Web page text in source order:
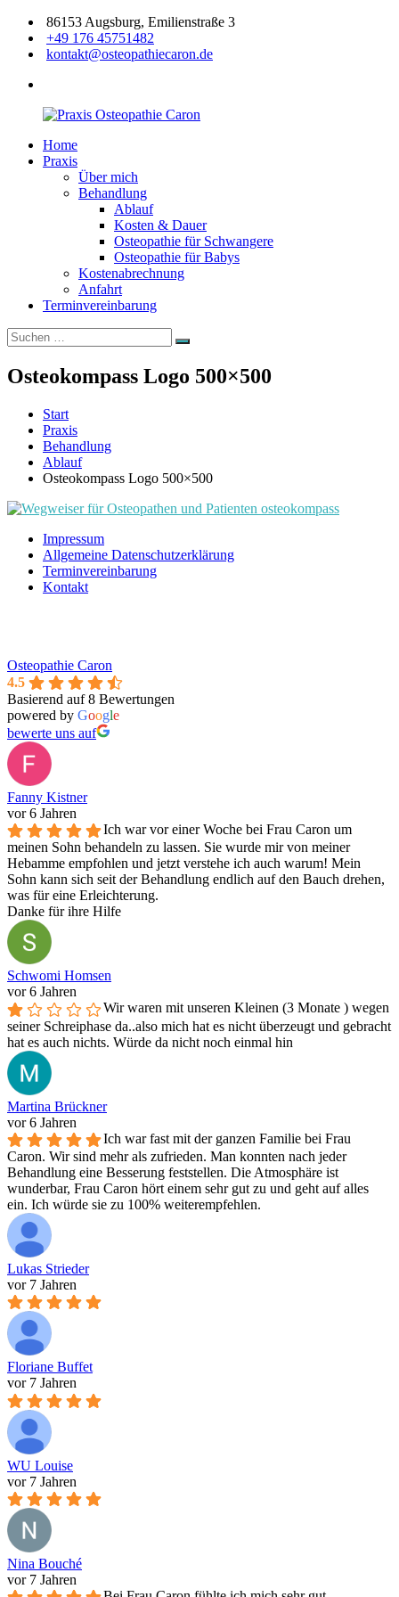
Zum
Inhalt
springen
86153 Augsburg, Emilienstraße 3
+49 176 45751482
kontakt@osteopathiecaron.de
Praxis
Osteopathie
Zertifizierte
Osteopathin
Home
Praxis
Über mich
Behandlung
Ablauf
Kosten & Dauer
Osteopathie für Schwangere
Osteopathie für Babys
Kostenabrechnung
Anfahrt
Terminvereinbarung
Suchen
nach:
Suchen
Osteokompass Logo 500×500
Start
Praxis
Behandlung
Ablauf
Osteokompass Logo 500×500
Impressum
Allgemeine Datenschutzerklärung
Terminvereinbarung
Kontakt
Osteopathie Caron
4.5
Basierend auf 8 Bewertungen
powered by Google
bewerte uns auf
Fanny Kistner
vor 6 Jahren
Ich war vor einer Woche bei Frau Caron um
meinen Sohn behandeln zu lassen. Sie wurde mir von meiner
Hebamme empfohlen und jetzt verstehe ich auch warum! Mein
Sohn kann sich seit der Behandlung endlich auf den Bauch drehen,
was für eine Erleichterung.
Danke für ihre Hilfe
Schwomi Homsen
vor 6 Jahren
Wir waren mit unseren Kleinen (3 Monate ) wegen
seiner Schreiphase da..also mich hat es nicht überzeugt und gebracht
hat es auch nichts. Würde da nicht noch einmal hin
Martina Brückner
vor 6 Jahren
Ich war fast mit der ganzen Familie bei Frau
Caron. Wir sind mehr als zufrieden. Man konnten nach jeder
Behandlung eine Besserung feststellen. Die Atmosphäre ist
wunderbar, Frau Caron hört einem sehr gut zu und geht auf alles
ein. Ich würde sie zu 100% weiterempfehlen.
Lukas Strieder
vor 7 Jahren
Floriane Buffet
vor 7 Jahren
WU Louise
vor 7 Jahren
Nina Bouché
vor 7 Jahren